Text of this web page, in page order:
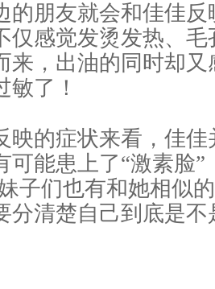
的朋友就会和佳佳
仅感觉发烫发热、
来，出油的同时却
了！
映的症状来看，佳
可能患上了“激素脸
子们也有和她相似
分清楚自己到底是不